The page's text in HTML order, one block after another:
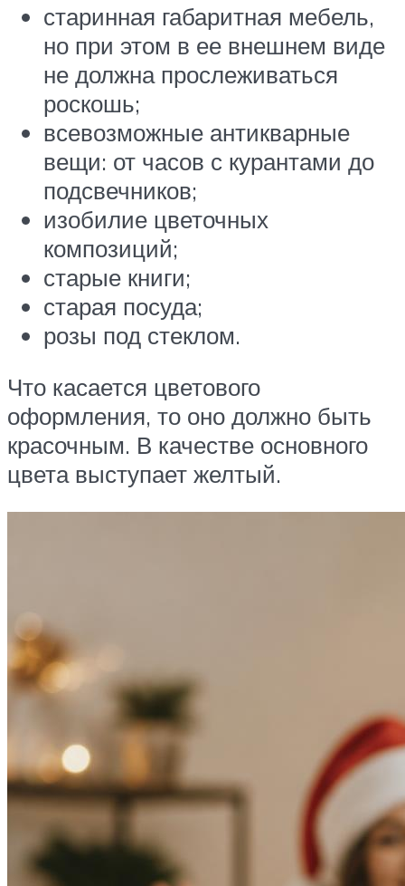
старинная габаритная мебель,
но при этом в ее внешнем виде
не должна прослеживаться
роскошь;
всевозможные антикварные
вещи: от часов с курантами до
подсвечников;
изобилие цветочных
композиций;
старые книги;
старая посуда;
розы под стеклом.
Что касается цветового
оформления, то оно должно быть
красочным. В качестве основного
цвета выступает желтый.